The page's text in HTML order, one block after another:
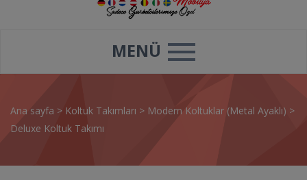
MENÜ
Ana sayfa > Koltuk Takımları > Modern Koltuklar (Metal Ayaklı) >
Deluxe Koltuk Takımı